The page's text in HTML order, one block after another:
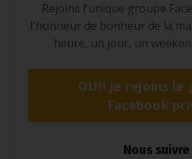
Rejoins l'unique groupe
l'honneur de bonheur de la
heure, un jour, un
OUI! Je rejoins le
Facebook
Nous suivre